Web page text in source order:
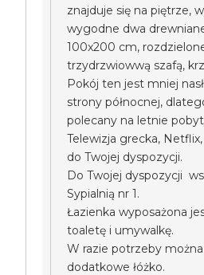
znajduje się na piętrze,
wygodne dwa
100x200 cm,
trzydrzwiowwą szafą,
Pokój ten jest mniej
strony północnej,
polecany na letnie
Telewizja grecka,
do Twojej dyspozycji.
Do Twojej dyspozycji
Sypialnią nr 1.
Łazienka wyposażona
toaletę i umywalkę.
W razie potrzeby
dodatkowe łóżko.